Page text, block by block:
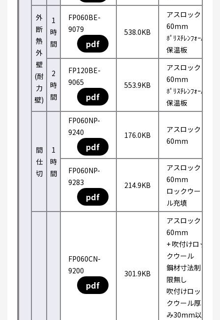
外
断
熱
外
壁
(耐
力
壁)
1
時
間
FP060BE-
9079
pdf
538.0KB
アスロック
60mm
ﾎﾟﾘｽﾁﾚﾝﾌｫｰﾑ
保温板
2
時
間
FP120BE-
9065
pdf
553.9KB
アスロック
60mm
ﾎﾟﾘｽﾁﾚﾝﾌｫｰﾑ
保温板
間
仕
切
1
時
間
FP060NP-
9240
pdf
176.0KB
アスロック
60mm
FP060NP-
9283
pdf
214.9KB
アスロック
60mm
ロックウー
ル充填
FP060CN-
9200
pdf
301.9KB
アスロック
60mm
+ 吹付けロッ
クウール
鋼材寸法制
限無し
吹付けロッ
クウール厚
み30mm以